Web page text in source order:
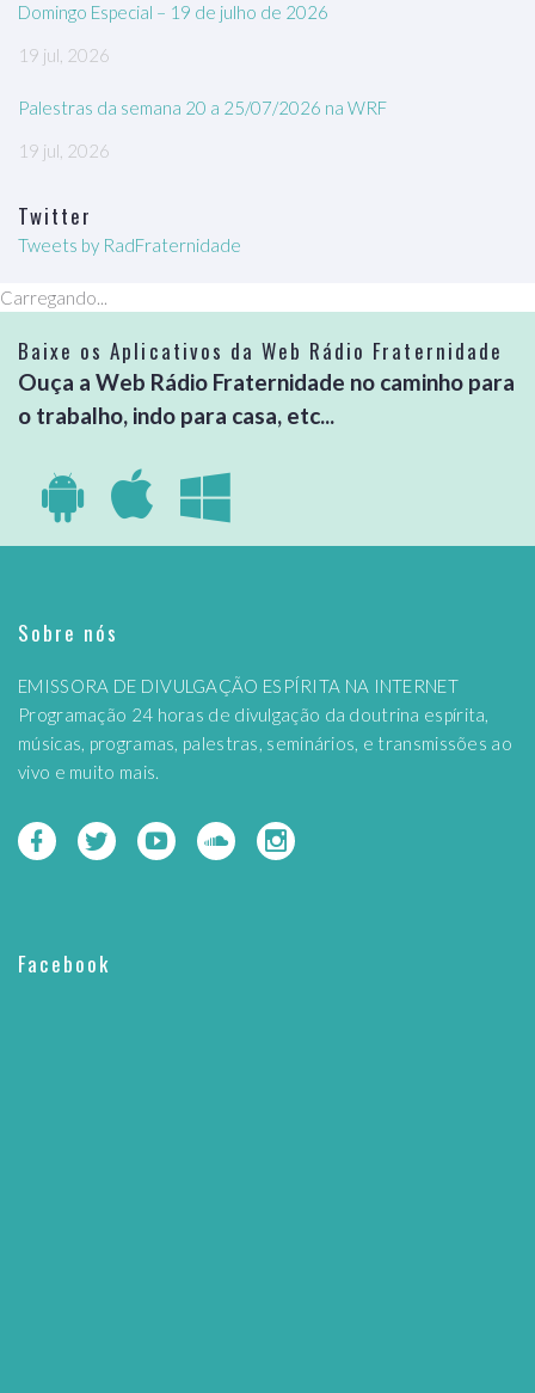
Domingo Especial – 19 de julho de 2026
19 jul, 2026
Palestras da semana 20 a 25/07/2026 na WRF
19 jul, 2026
Twitter
Tweets by RadFraternidade
Carregando...
Baixe os Aplicativos da Web Rádio Fraternidade
Ouça a Web Rádio Fraternidade no caminho para
o trabalho, indo para casa, etc...
Sobre nós
EMISSORA DE DIVULGAÇÃO ESPÍRITA NA INTERNET
Programação 24 horas de divulgação da doutrina espírita,
músicas, programas, palestras, seminários, e transmissões ao
vivo e muito mais.
Facebook